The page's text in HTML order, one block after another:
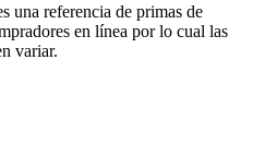
una referencia de primas de
en línea por lo cual las
variar.